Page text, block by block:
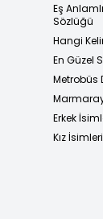
Eş
Sözlüğü
Hangi
En Güzel
Metrobüs
Erkek
Kız İsimleri